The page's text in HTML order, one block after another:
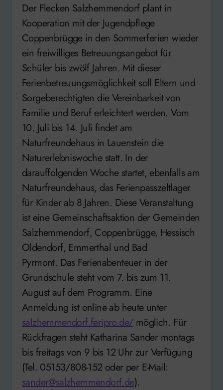
Der Flecken Salzhemmendorf plant in
Kooperation mit der Jugendpflege
Coppenbrügge in den Sommerferien wieder
ein freiwilliges Betreuungsangebot für
Schüler bis zwölf Jahren. Mit dieser
Ferienbetreuungsmöglichkeit soll Eltern und
Sorgeberechtigten die Vereinbarkeit von
Familie und Beruf erleichtert werden. Vom
10. Juli bis 14. Juli findet am
Naturfreundehaus in Lauenstein die
Naturerlebniswoche statt. In der
darauffolgenden Woche startet, ebenfalls am
Naturfreundehaus, das Ferienpasszeltlager
für Kinder ab 8 Jahren. Diese Veranstaltung
ist eine Gemeinschaftsaktion der Gemeinden
Salzhemmendorf, Coppenbrügge, Hessisch
Oldendorf, Emmerthal und Bad
Pyrmont. Das Ferienabenteuer in der
Grundschule steht vom 7. bis zum 11.
August auf dem Programm. Eine
Anmeldung ist online ab heute unter
salzhemmendorf.feripro.de/möglich. Für
Rückfragen steht Katharina Sander montags
bis freitags von 9 bis 12 Uhr zur Verfügung
(Tel. 05153/808-152 oder per E-Mail:
sander@salzhemmendorf.de).